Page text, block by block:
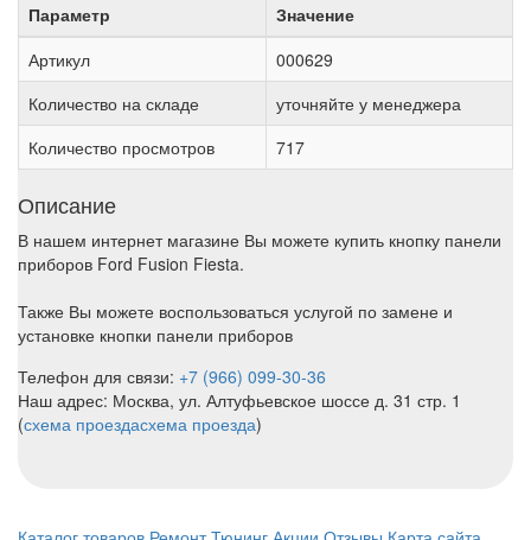
Параметр
Значение
Артикул
000629
Количество на складе
уточняйте у менеджера
Количество просмотров
717
Описание
В нашем интернет магазине Вы можете купить кнопку панели
приборов Ford Fusion Fiesta.
Также Вы можете воспользоваться услугой по замене и
установке кнопки панели приборов
Телефон для связи: +7 (966) 099-30-36
Наш адрес: Москва, ул. Алтуфьевское шоссе д. 31 стр. 1
(схема проездасхема проезда)